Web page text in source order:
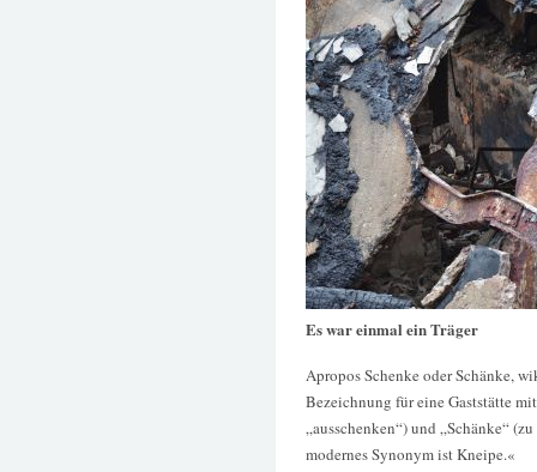
Es war einmal ein Träger
Apropos Schenke oder Schänke,
Bezeichnung für eine Gaststätte
„ausschenken“) und „Schänke“
modernes Synonym ist Kneipe.«